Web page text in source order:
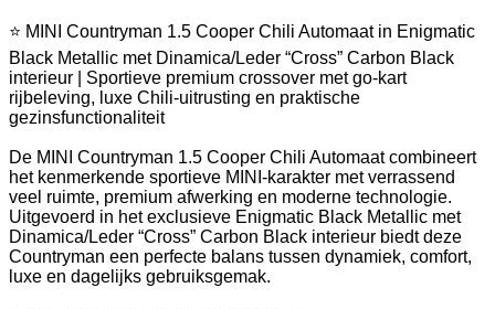
⭐ MINI Countryman 1.5 Cooper Chili Automaat in Enigmatic
Black Metallic met Dinamica/Leder “Cross” Carbon Black
interieur | Sportieve premium crossover met go-kart
rijbeleving, luxe Chili-uitrusting en praktische
gezinsfunctionaliteit
De MINI Countryman 1.5 Cooper Chili Automaat combineert
het kenmerkende sportieve MINI-karakter met verrassend
veel ruimte, premium afwerking en moderne technologie.
Uitgevoerd in het exclusieve Enigmatic Black Metallic met
Dinamica/Leder “Cross” Carbon Black interieur biedt deze
Countryman een perfecte balans tussen dynamiek, comfort,
luxe en dagelijks gebruiksgemak.